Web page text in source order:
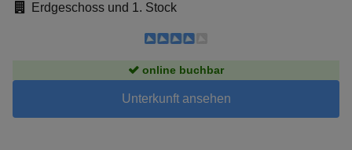
Erdgeschoss und 1. Stock
online buchbar
Unterkunft ansehen